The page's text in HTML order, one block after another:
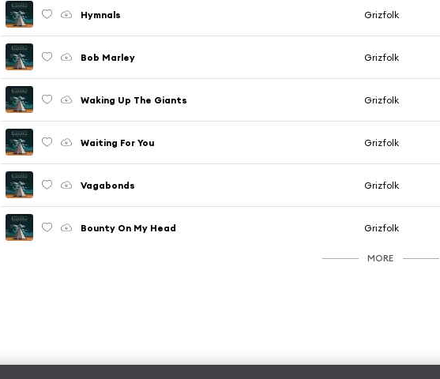
Hymnals Grizfolk
Bob Marley Grizfolk
Waking Up The Giants Grizfolk
Waiting For You Grizfolk
Vagabonds Grizfolk
Bounty On My Head Grizfolk
MORE